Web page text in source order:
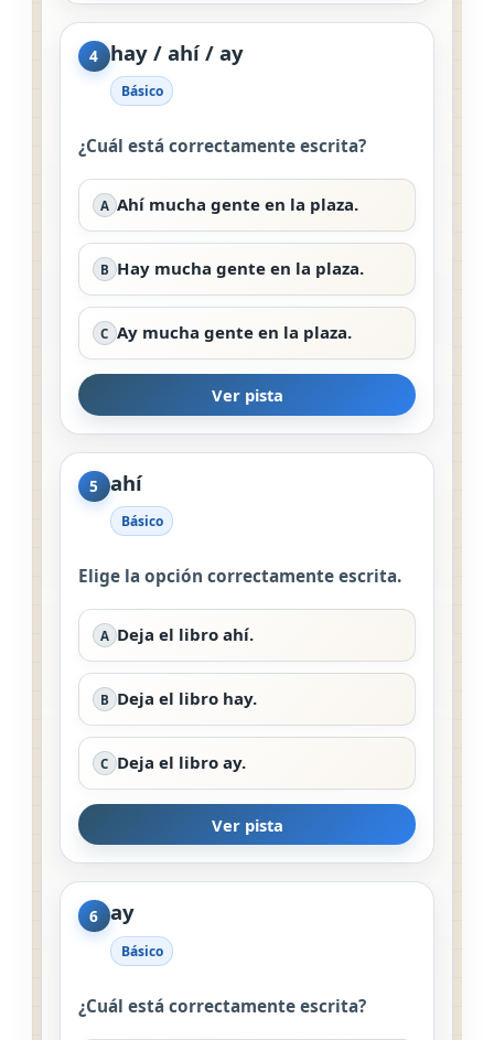
4 hay / ahí / ay
Básico
¿Cuál está correctamente escrita?
A Ahí mucha gente en la plaza.
B Hay mucha gente en la plaza.
C Ay mucha gente en la plaza.
Ver pista
5 ahí
Básico
Elige la opción correctamente escrita.
A Deja el libro ahí.
B Deja el libro hay.
C Deja el libro ay.
Ver pista
6 ay
Básico
¿Cuál está correctamente escrita?